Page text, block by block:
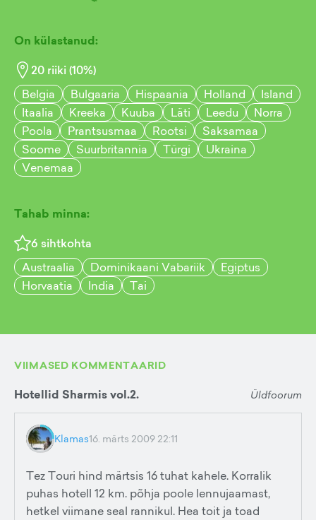
On külastanud:
20 riiki (10%)
Belgia
Bulgaaria Hispaania Holland
Island
Itaalia
Kreeka Kuuba Läti Leedu
Norra
Poola
Prantsusmaa Rootsi
Saksamaa
Soome
Suurbritannia Türgi
Ukraina
Venemaa
Tahab minna:
6 sihtkohta
Austraalia
Dominikaani Vabariik
Egiptus
Horvaatia
India Tai
VIIMASED KOMMENTAARID
Hotellid Sharmis vol.2. Üldfoorum
Klamas16. märts 2009 22:11
Tez Touri hind märtsis 16 tuhat kahele. Korralik
puhas hotell 12 km. põhja poole lennujaamast,
hetkel viimane seal rannikul. Hea toit ja toad